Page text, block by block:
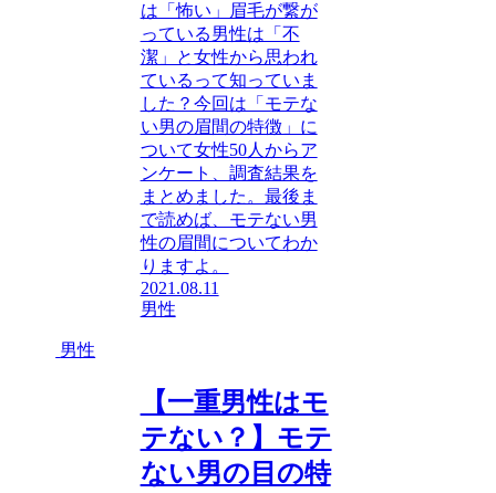
は「怖い」眉毛が繋が
っている男性は「不
潔」と女性から思われ
ているって知っていま
した？今回は「モテな
い男の眉間の特徴」に
ついて女性50人からア
ンケート、調査結果を
まとめました。最後ま
で読めば、モテない男
性の眉間についてわか
りますよ。
2021.08.11
男性
男性
【一重男性はモ
テない？】モテ
ない男の目の特